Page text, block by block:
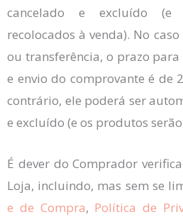
cancelado e excluído (e
recolocados à venda). No
ou transferência, o prazo
e envio do comprovante é de
contrário, ele poderá ser
e excluído (e os produtos
É dever do Comprador
Loja, incluindo, mas sem se
e de Compra, Política de